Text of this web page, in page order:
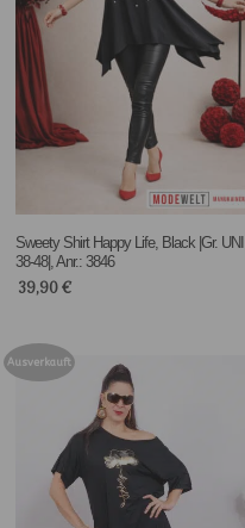
Sweety Shirt Happy Life, Black |Gr. UNI
38-48|, Anr.: 3846
39,90€
Ausverkauft